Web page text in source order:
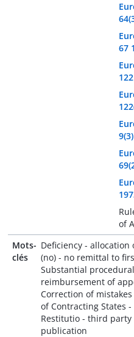
67
of
Mots-
clés
Deficiency -
(no) - no remittal to
Substantial
reimbursement of
Correction of
of Contracting States
Restitutio - third
publication